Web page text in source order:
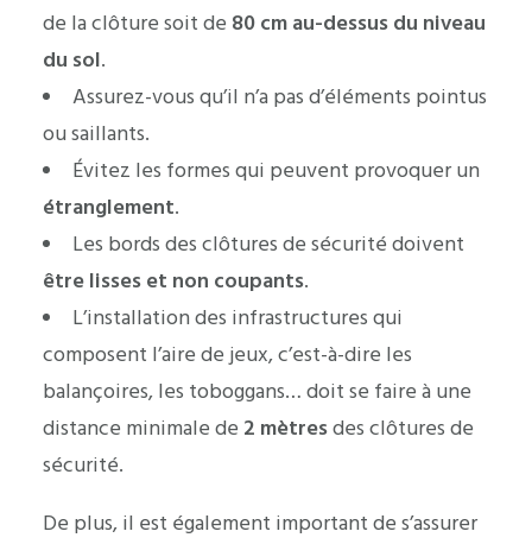
de la clôture soit de 80 cm au-dessus du niveau
du sol.
Assurez-vous qu’il n’a pas d’éléments pointus
ou saillants.
Évitez les formes qui peuvent provoquer un
étranglement.
Les bords des clôtures de sécurité doivent
être lisses et non coupants.
L’installation des infrastructures qui
composent l’aire de jeux, c’est-à-dire les
balançoires, les toboggans… doit se faire à une
distance minimale de 2 mètresdes clôtures de
sécurité.
De plus, il est également important de s’assurer